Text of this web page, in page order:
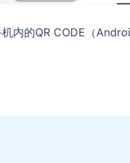
内的QR CODE（